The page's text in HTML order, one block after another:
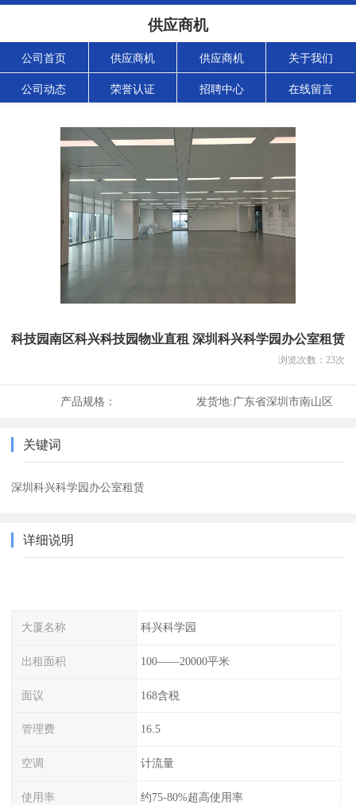
供应商机
公司首页 供应商机 供应商机 关于我们
公司动态 荣誉认证 招聘中心 在线留言
科技园南区科兴科技园物业直租 深圳科兴科学园办公室租赁
浏览次数： 23次
产品规格： 发货地:广东省深圳市南山区
关键词
深圳科兴科学园办公室租赁
详细说明
大厦名称 科兴科学园
出租面积 100——20000平米
面议 168含税
管理费 16.5
空调 计流量
使用率 约75-80%超高使用率